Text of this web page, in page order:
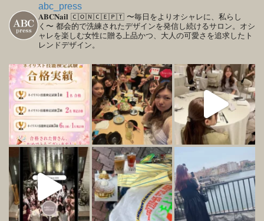
abc_press
𝐀𝐁𝐂𝐍𝐚𝐢𝐥 🄲🄾🄽🄲🄴🄿🅃 〜毎日をよりオシャレに、私らし
く〜 都会的で洗練されたデザインを発信し続けるサロン。オシ
ャレを楽しむ女性に贈る上品かつ、大人の可愛さを追求したト
レンドデザイン。